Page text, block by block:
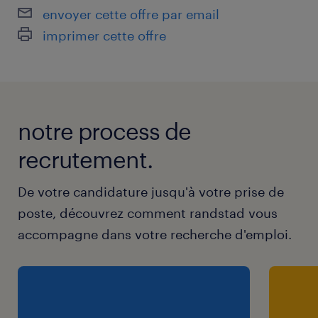
envoyer cette offre par email
imprimer cette offre
notre process de
recrutement.
De votre candidature jusqu'à votre prise de
poste, découvrez comment randstad vous
accompagne dans votre recherche d'emploi.